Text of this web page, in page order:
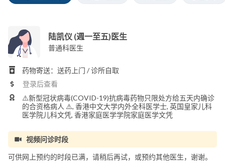
陆凯仪 (週一至五)医生
普通科医生
药物寄送：送药上门 / 诊所自取
登录后查看
⚠️新型冠状病毒(COVID-19)抗病毒药物只限处方给五天内确诊
的合资格病人 ⚠️, 香港中文大学内外全科医学士, 英国皇家儿科
医学院儿科文凭, 香港家庭医学学院家庭医学文凭
视频问诊时段
可供网上预约的时段已满，请稍后再试，或预约其他医生，谢谢。